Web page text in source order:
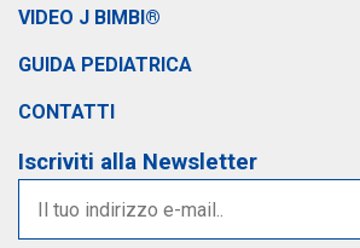
VIDEO J BIMBI®
GUIDA PEDIATRICA
CONTATTI
Iscriviti alla Newsletter